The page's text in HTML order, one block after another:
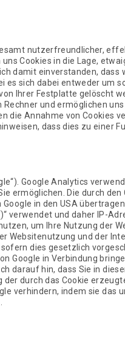
nutzerfreundlicher,
Cookies in die Lage,
damit einverstanden, dass
sich dabei entweder um
Ihrer Festplatte gelöscht
und ermöglichen
die Annahme von Cookies
dass dies zu einer
Google Analytics
ermöglichen. Die durch
in den USA
verwendet und daher IP-
um Ihre Nutzung der
und der
dies gesetzlich
Google in Verbindung
darauf hin, dass Sie in
durch das Cookie
verhindern, indem sie